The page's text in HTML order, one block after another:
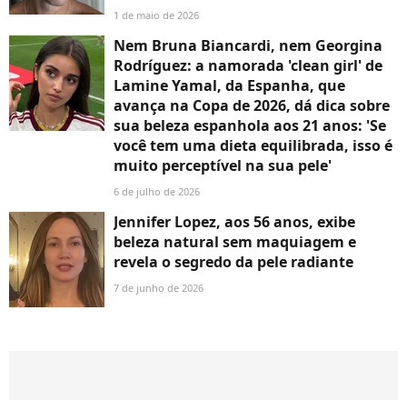
1 de maio de 2026
Nem Bruna Biancardi, nem Georgina
Rodríguez: a namorada 'clean girl' de
Lamine Yamal, da Espanha, que
avança na Copa de 2026, dá dica sobre
sua beleza espanhola aos 21 anos: 'Se
você tem uma dieta equilibrada, isso é
muito perceptível na sua pele'
6 de julho de 2026
Jennifer Lopez, aos 56 anos, exibe
beleza natural sem maquiagem e
revela o segredo da pele radiante
7 de junho de 2026